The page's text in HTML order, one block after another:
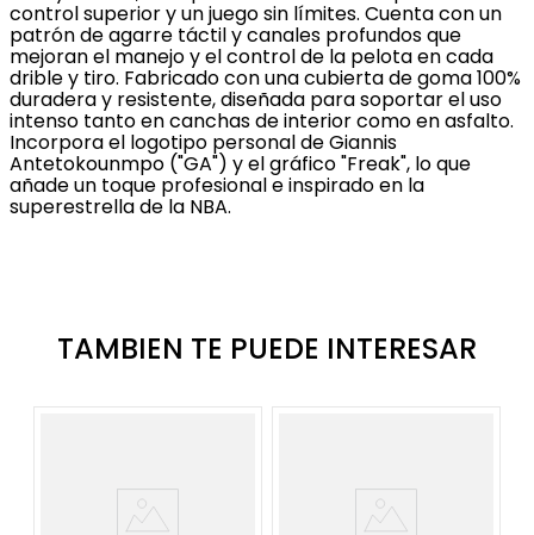
control superior y un juego sin límites. Cuenta con un
patrón de agarre táctil y canales profundos que
mejoran el manejo y el control de la pelota en cada
drible y tiro. Fabricado con una cubierta de goma 100%
duradera y resistente, diseñada para soportar el uso
intenso tanto en canchas de interior como en asfalto.
Incorpora el logotipo personal de Giannis
Antetokounmpo ("GA") y el gráfico "Freak", lo que
añade un toque profesional e inspirado en la
superestrella de la NBA.
TAMBIEN TE PUEDE INTERESAR